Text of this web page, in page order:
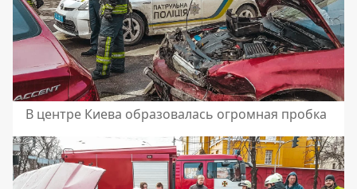
В центре Киева образовалась огромная пробка